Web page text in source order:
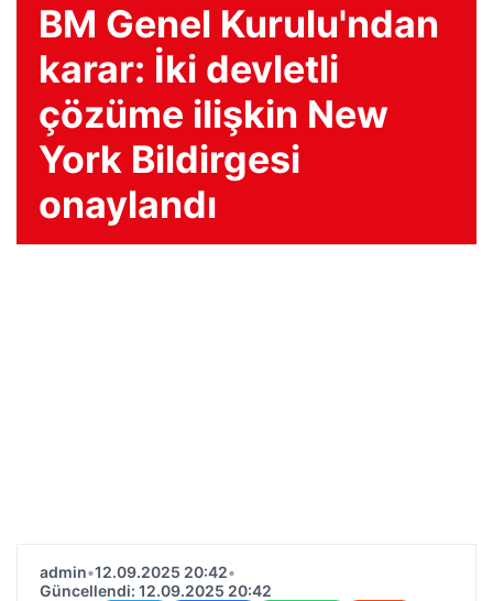
BM Genel Kurulu'ndan
karar: İki devletli
çözüme ilişkin New
York Bildirgesi
onaylandı
admin•12.09.2025 20:42•
Güncellendi: 12.09.2025 20:42